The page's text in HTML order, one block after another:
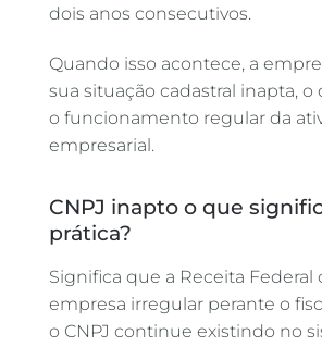
dois anos consecutivos.
Quando isso acontece, a
sua situação cadastral inapta,
o funcionamento regular da
empresarial.
CNPJ inapto o que
prática?
Significa que a Receita Federal
empresa irregular perante o
o CNPJ continue existindo no